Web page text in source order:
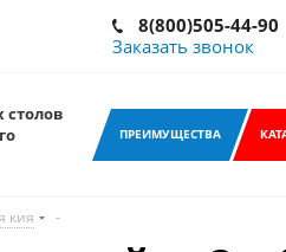
8(800)505-44-90
Заказать звонок
ПРЕИМУЩЕСТВА
кия -